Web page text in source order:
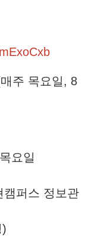
주 목요일, 8
요일
캠퍼스 정보관